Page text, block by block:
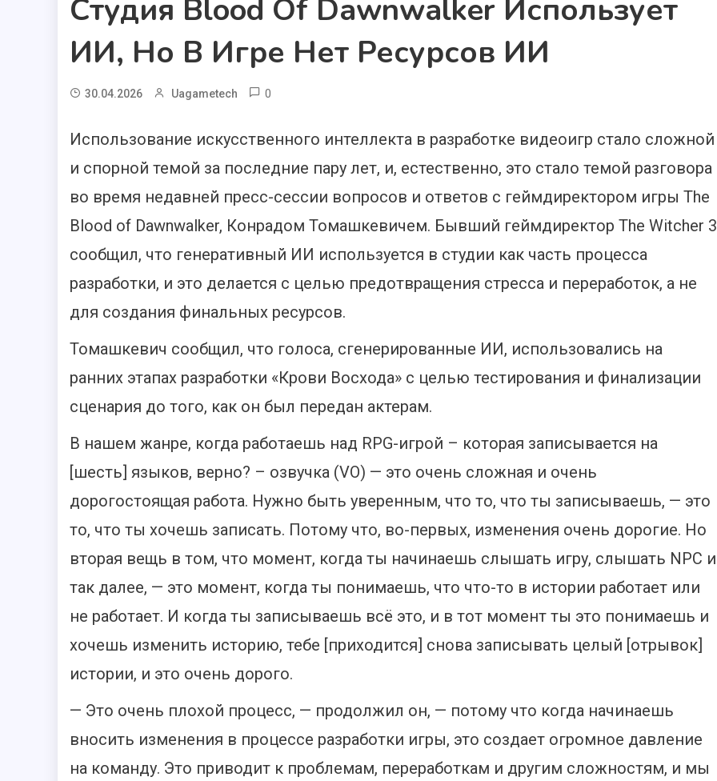
Студия Blood Of Dawnwalker Использует
ИИ, Но В Игре Нет Ресурсов ИИ
30.04.2026 Uagametech 0
Использование искусственного интеллекта в разработке видеоигр стало сложной
и спорной темой за последние пару лет, и, естественно, это стало темой разговора
во время недавней пресс-сессии вопросов и ответов с геймдиректором игры The
Blood of Dawnwalker, Конрадом Томашкевичем. Бывший геймдиректор The Witcher 3
сообщил, что генеративный ИИ используется в студии как часть процесса
разработки, и это делается с целью предотвращения стресса и переработок, а не
для создания финальных ресурсов.
Томашкевич сообщил, что голоса, сгенерированные ИИ, использовались на
ранних этапах разработки «Крови Восхода» с целью тестирования и финализации
сценария до того, как он был передан актерам.
В нашем жанре, когда работаешь над RPG-игрой – которая записывается на
[шесть] языков, верно? – озвучка (VO) — это очень сложная и очень
дорогостоящая работа. Нужно быть уверенным, что то, что ты записываешь, — это
то, что ты хочешь записать. Потому что, во-первых, изменения очень дорогие. Но
вторая вещь в том, что момент, когда ты начинаешь слышать игру, слышать NPC и
так далее, — это момент, когда ты понимаешь, что что-то в истории работает или
не работает. И когда ты записываешь всё это, и в тот момент ты это понимаешь и
хочешь изменить историю, тебе [приходится] снова записывать целый [отрывок]
истории, и это очень дорого.
— Это очень плохой процесс, — продолжил он, — потому что когда начинаешь
вносить изменения в процессе разработки игры, это создает огромное давление
на команду. Это приводит к проблемам, переработкам и другим сложностям, и мы